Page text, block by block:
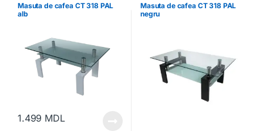
Masuta de cafea CT 318 PAL
alb
1.499 MDL
Masuta de cafea CT 318 PAL
negru